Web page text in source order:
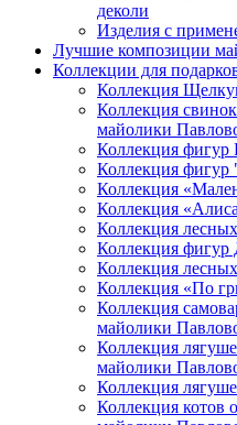
деколи
Изделия с
Лучшие композиции
Коллекции для
Коллекция
Коллекция
майолики
Коллекция фигур
Коллекция
Коллекция
Коллекция
Коллекция
Коллекция фигур
Коллекция
Коллекция «По
Коллекция
майолики
Коллекция
майолики
Коллекция
Коллекция котов